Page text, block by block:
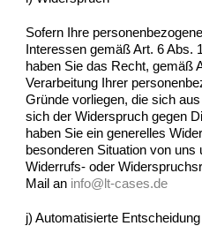
Sofern Ihre
Interessen gemäß Art. 6 Abs.
haben Sie das Recht, gemäß
Verarbeitung Ihrer
Gründe vorliegen, die sich
sich der Widerspruch gegen
haben Sie ein generelles
besonderen Situation von
Widerrufs- oder
Mail an info@lt-cases.de
j) Automatisierte